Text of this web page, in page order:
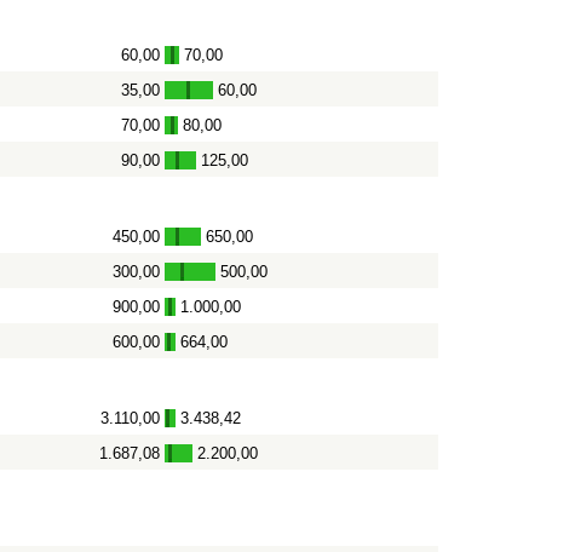
60,00 - 70,00
35,00 - 60,00
70,00 - 80,00
90,00 - 125,00
450,00 - 650,00
300,00 - 500,00
900,00 - 1.000,00
600,00 - 664,00
3.110,00 - 3.438,42
1.687,08 - 2.200,00